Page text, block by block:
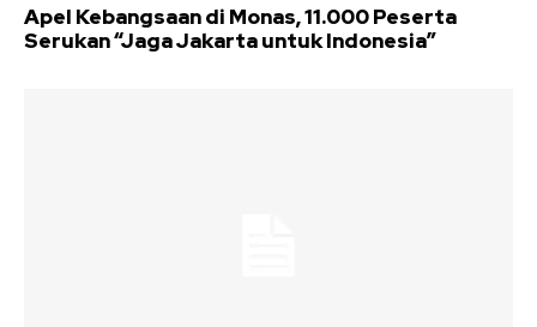
Apel Kebangsaan di Monas, 11.000 Peserta
Serukan “Jaga Jakarta untuk Indonesia”